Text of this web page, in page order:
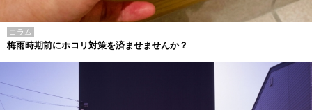
コラム
梅雨時期前にホコリ対策を済ませませんか？